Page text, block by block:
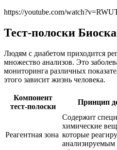
https://youtube.com/
Тест-полоски
Людям с диабетом приходится
множество анализов. Это
мониторинга различных
этого зависит жизнь человека.
Компонент
тест-полоски
Принцип
Реагентная зона
Содержит
химические
которые
анализируемым